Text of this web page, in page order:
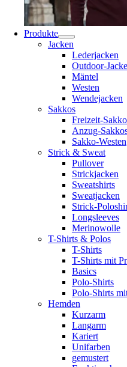
Produkte
Jacken
Lederjacken
Outdoor-
Mäntel
Westen
Wendejacken
Sakkos
Freizeit-
Anzug-
Sakko-Westen
Strick & Sweat
Pullover
Strickjacken
Sweatshirts
Sweatjacken
Strick-
Longsleeves
Merinowolle
T-Shirts & Polos
T-Shirts
T-Shirts mit
Basics
Polo-Shirts
Polo-Shirts
Hemden
Kurzarm
Langarm
Kariert
Unifarben
gemustert